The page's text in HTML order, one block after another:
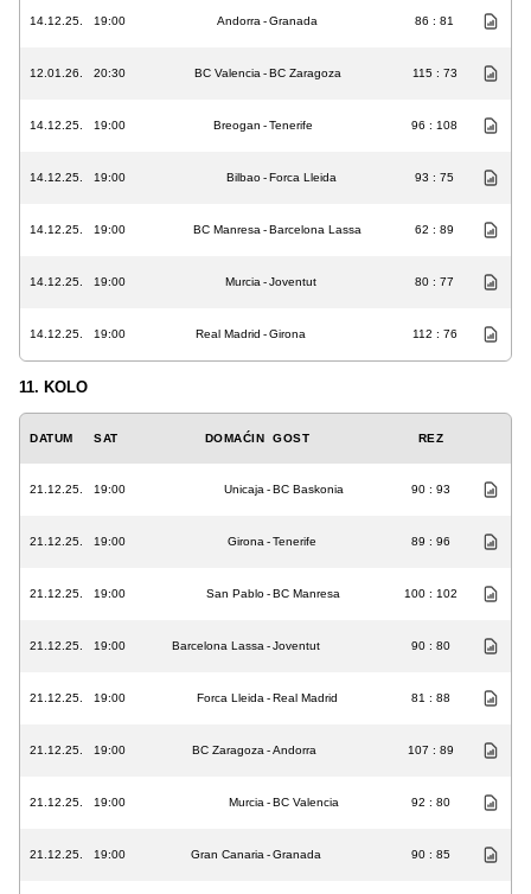
14.12.25. 19:00 Andorra -Granada 86 : 81
12.01.26. 20:30 BC Valencia -BC Zaragoza 115 : 73
14.12.25. 19:00 Breogan -Tenerife 96 : 108
14.12.25. 19:00 Bilbao-Forca Lleida 93 : 75
14.12.25. 19:00 BC Manresa -Barcelona Lassa 62 : 89
14.12.25. 19:00 Murcia -Joventut 80 : 77
14.12.25. 19:00 Real Madrid -Girona 112 : 76
11. KOLO
DATUM SAT DOMAĆIN GOST REZ
21.12.25. 19:00 Unicaja -BC Baskonia 90 : 93
21.12.25. 19:00 Girona -Tenerife 89 : 96
21.12.25. 19:00 San Pablo-BC Manresa 100 : 102
21.12.25. 19:00 Barcelona Lassa -Joventut 90 : 80
21.12.25. 19:00 Forca Lleida -Real Madrid 81 : 88
21.12.25. 19:00 BC Zaragoza -Andorra 107 : 89
21.12.25. 19:00 Murcia -BC Valencia 92 : 80
21.12.25. 19:00 Gran Canaria -Granada 90 : 85